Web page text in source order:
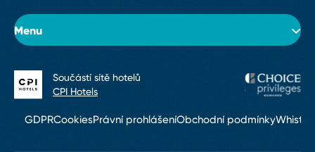
Menu
O hotelu
Pokoje
GDPRCookiesPrávní prohlášeníObchodní podmínky
Součástí sítě hotelů
CPI Hotels